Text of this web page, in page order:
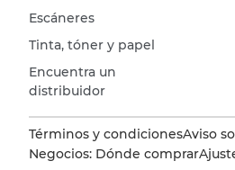
Escáneres
Tinta, tóner y papel
Encuentra un
distribuidor
Términos y condicionesAviso
Negocios: Dónde comprar